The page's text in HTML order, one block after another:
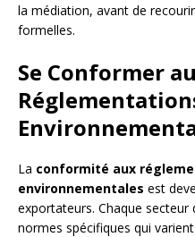
la médiation, avant de
formelles.
Se Conformer
La conformité aux
environnementales est
exportateurs. Chaque secteur
normes spécifiques qui varient